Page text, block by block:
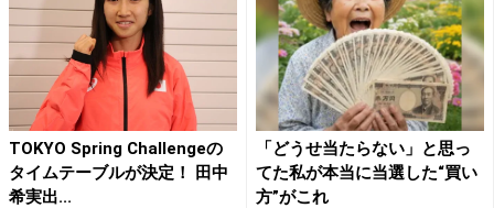
TOKYO Spring Challengeの
タイムテーブルが決定！ 田中
希実出...
「どうせ当たらない」と思っ
てた私が本当に当選した“買い
方”がこれ